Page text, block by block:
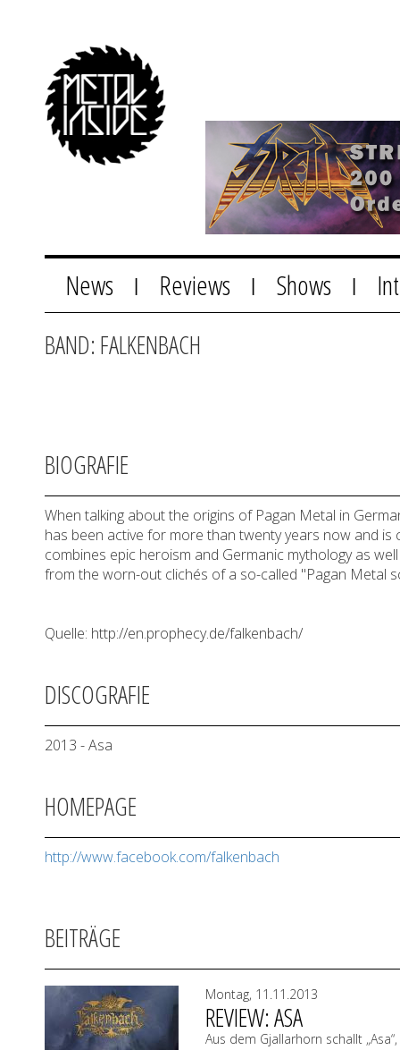
News Reviews Shows
BAND: FALKENBACH
BIOGRAFIE
When talking about the origins of Pagan Metal in
has been active for more than twenty years now and
combines epic heroism and Germanic mythology as
from the worn-out clichés of a so-called "Pagan Metal
Quelle: http://en.prophecy.de/falkenbach/
DISCOGRAFIE
2013 - Asa
HOMEPAGE
http://www.facebook.com/falkenbach
BEITRÄGE
Montag, 11.11.2013
REVIEW: ASA
Aus dem Gjallarhorn schallt